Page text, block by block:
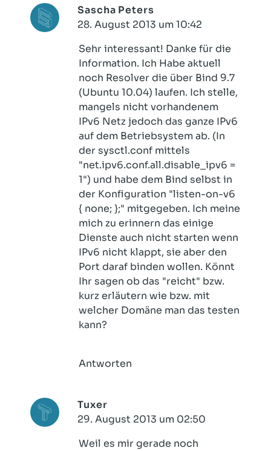
Sascha Peters
28. August 2013 um 10:42
Sehr interessant! Danke für die
Information. Ich Habe aktuell
noch Resolver die über Bind 9.7
(Ubuntu 10.04) laufen. Ich stelle,
mangels nicht vorhandenem
IPv6 Netz jedoch das ganze IPv6
auf dem Betriebsystem ab. (In
der sysctl.conf mittels
"net.ipv6.conf.all.disable_ipv6 =
1") und habe dem Bind selbst in
der Konfiguration "listen-on-v6
{ none; };" mitgegeben. Ich meine
mich zu erinnern das einige
Dienste auch nicht starten wenn
IPv6 nicht klappt, sie aber den
Port daraf binden wollen. Könnt
Ihr sagen ob das "reicht" bzw.
kurz erläutern wie bzw. mit
welcher Domäne man das testen
kann?
Antworten
Tuxer
29. August 2013 um 02:50
Weil es mir gerade noch